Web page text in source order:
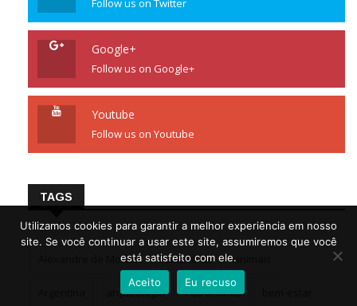
Follow us on Twitter
Google+
Follow us on Google+
Youtube
Follow us on Youtube
TAGS
Alexandre de Moraes amazônia animais
arqueologia Astronomia
Utilizamos cookies para garantir a melhor experiência em nosso
site. Se você continuar a usar este site, assumiremos que você
está satisfeito com ele.
Aceito
Eu recuso